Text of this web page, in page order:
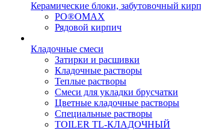
Керамические блоки, забутовочный
PO®OMAX
Рядовой кирпич
Кладочные смеси
Затирки и расшивки
Кладочные растворы
Теплые растворы
Смеси для укладки брусчатки
Цветные кладочные растворы
Специальные растворы
TOILER TL-КЛАДОЧНЫЙ